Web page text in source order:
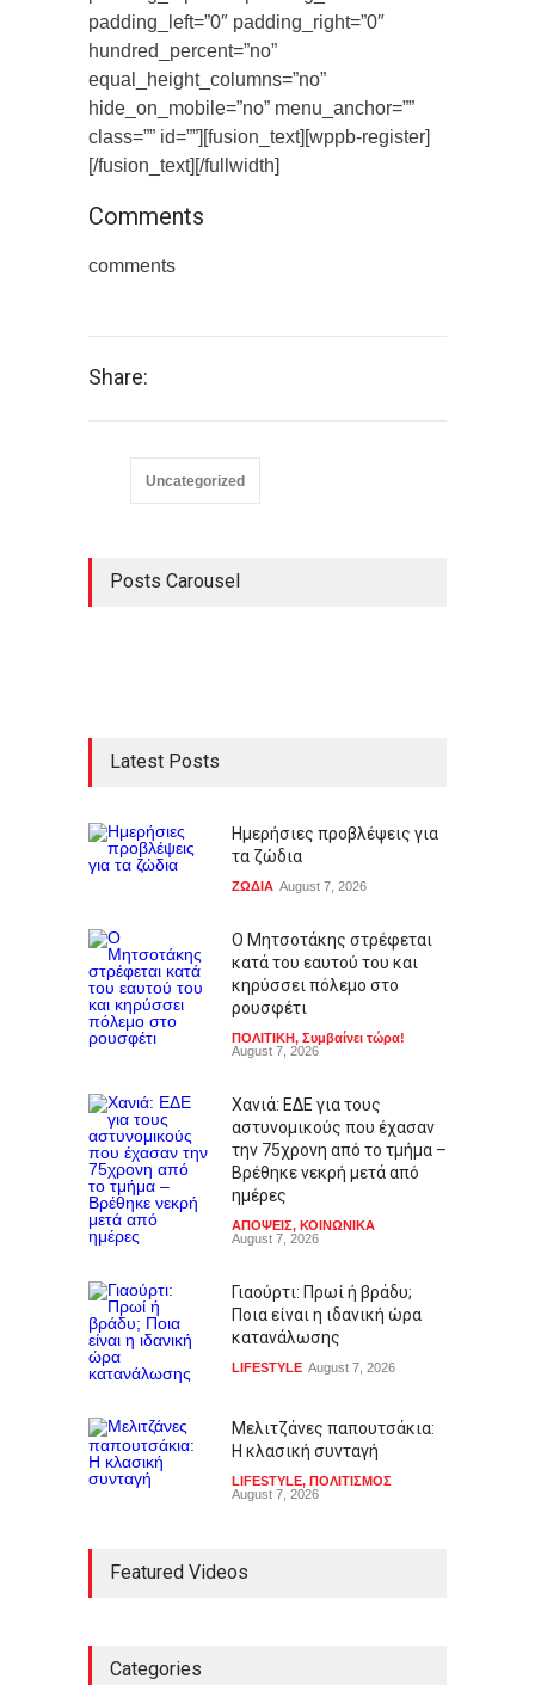
padding_left=”0″ padding_right=”0″
hundred_percent=”no”
equal_height_columns=”no”
hide_on_mobile=”no” menu_anchor=””
class=”” id=””][fusion_text][wppb-register]
[/fusion_text][/fullwidth]
Comments
comments
Share:
Uncategorized
Posts Carousel
Latest Posts
Ημερήσιες προβλέψεις για
τα ζώδια
ΖΩΔΙΑ August 7, 2026
Ο Μητσοτάκης στρέφεται
κατά του εαυτού του και
κηρύσσει πόλεμο στο
ρουσφέτι
ΠΟΛΙΤΙΚΗ, Συμβαίνει τώρα!
August 7, 2026
Χανιά: ΕΔΕ για τους
αστυνομικούς που έχασαν
την 75χρονη από το τμήμα –
Βρέθηκε νεκρή μετά από
ημέρες
ΑΠΟΨΕΙΣ, ΚΟΙΝΩΝΙΚΑ
August 7, 2026
Γιαούρτι: Πρωί ή βράδυ;
Ποια είναι η ιδανική ώρα
κατανάλωσης
LIFESTYLE August 7, 2026
Μελιτζάνες παπουτσάκια:
Η κλασική συνταγή
LIFESTYLE, ΠΟΛΙΤΙΣΜΟΣ
August 7, 2026
Featured Videos
Categories